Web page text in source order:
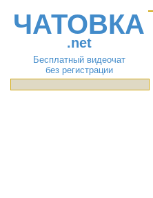
ЧАТОВКА
.net
Бесплатный видеочат
без регистрации